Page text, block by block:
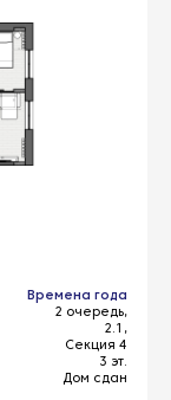
Времена года
2 очередь,
2.1,
Секция 4
3 эт.
Дом сдан